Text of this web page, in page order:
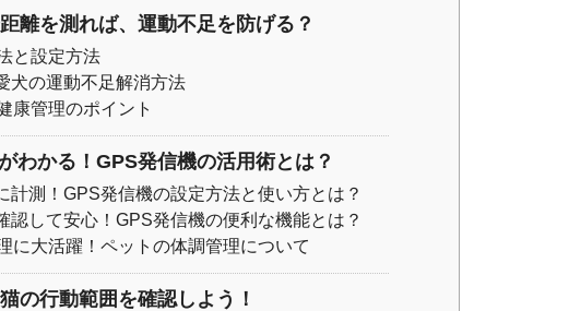
離を測れば、運動不足を防げる？
と設定方法
犬の運動不足解消方法
康管理のポイント
わかる！GPS発信機の活用術とは？
計測！GPS発信機の設定方法と使い方とは？
認して安心！GPS発信機の便利な機能とは？
に大活躍！ペットの体調管理について
の行動範囲を確認しよう！